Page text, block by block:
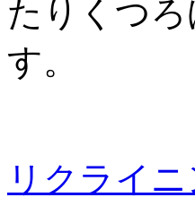
たりくつ
す。
リクライ